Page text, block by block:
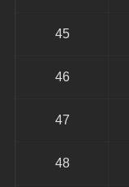
45
46
47
48